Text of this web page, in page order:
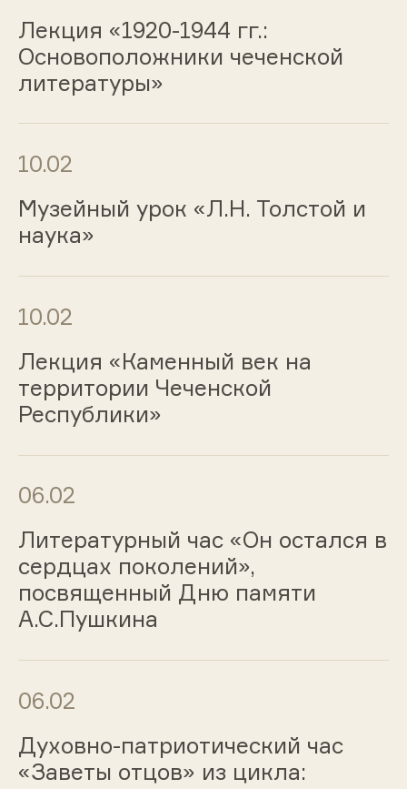
Лекция «1920-1944 гг.:
Основоположники чеченской
литературы»
10.02
Музейный урок «Л.Н. Толстой и
наука»
10.02
Лекция «Каменный век на
территории Чеченской
Республики»
06.02
Литературный час «Он остался в
сердцах поколений»,
посвященный Дню памяти
А.С.Пушкина
06.02
Духовно-патриотический час
«Заветы отцов» из цикла: